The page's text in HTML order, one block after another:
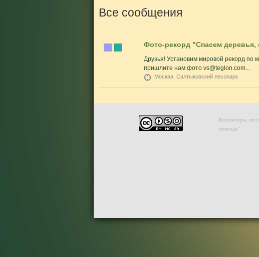
Все сообщения
Фото-рекорд "Спасем
Друзья! Установим мировой рекорд по
пришлите нам фото vs@teglon.com...
Москва, Салтыковский лесопарк
Волонтеры,
помощи"